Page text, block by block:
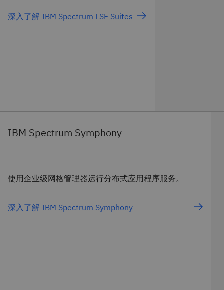
深入了解 IBM Spectrum LSF Suites
IBM Spectrum Symphony
使用企业级网格管理器运行分布式应用程序服务。
深入了解 IBM Spectrum Symphony